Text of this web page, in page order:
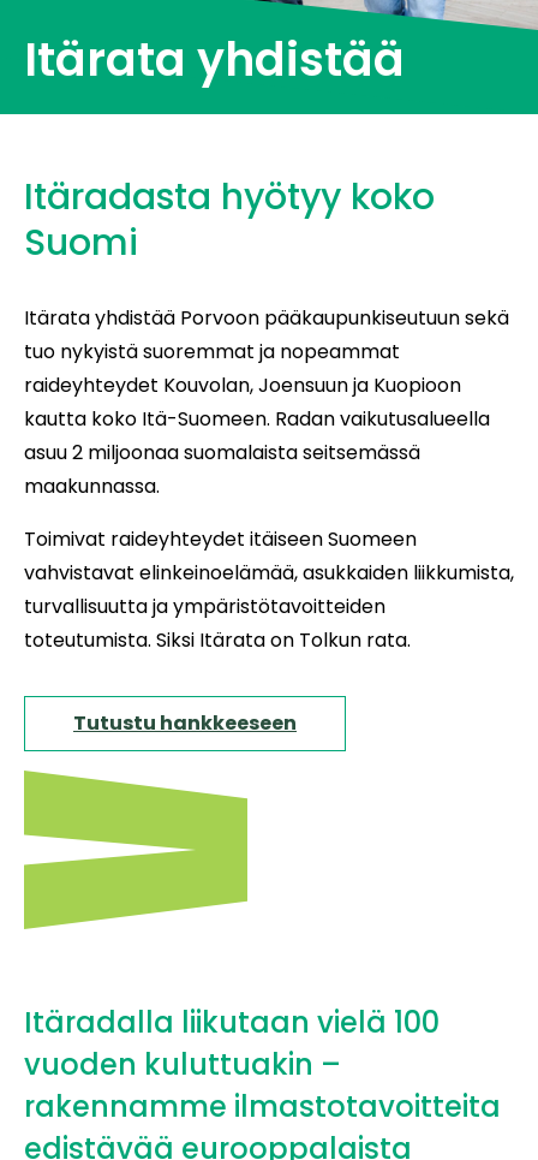
Itärata yhdistää
Itäradasta hyötyy koko
Suomi
Itärata yhdistää Porvoon pääkaupunkiseutuun sekä
tuo nykyistä suoremmat ja nopeammat
raideyhteydet Kouvolan, Joensuun ja Kuopioon
kautta koko Itä-Suomeen. Radan vaikutusalueella
asuu 2 miljoonaa suomalaista seitsemässä
maakunnassa.
Toimivat raideyhteydet itäiseen Suomeen
vahvistavat elinkeinoelämää, asukkaiden liikkumista,
turvallisuutta ja ympäristötavoitteiden
toteutumista. Siksi Itärata on Tolkun rata.
Tutustu hankkeeseen
Itäradalla liikutaan vielä 100
vuoden kuluttuakin –
rakennamme ilmastotavoitteita
edistävää eurooppalaista